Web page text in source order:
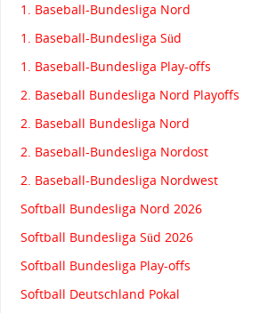
1. Baseball-Bundesliga Nord
1. Baseball-Bundesliga Süd
1. Baseball-Bundesliga Play-offs
2. Baseball Bundesliga Nord Playoffs
2. Baseball Bundesliga Nord
2. Baseball-Bundesliga Nordost
2. Baseball-Bundesliga Nordwest
Softball Bundesliga Nord 2026
Softball Bundesliga Süd 2026
Softball Bundesliga Play-offs
Softball Deutschland Pokal